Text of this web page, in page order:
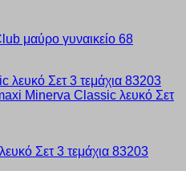
μαύρο γυναικείο 68
Σετ 3 τεμάχια 83203